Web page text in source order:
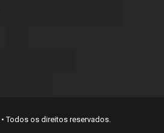
Todos os direitos reservados.